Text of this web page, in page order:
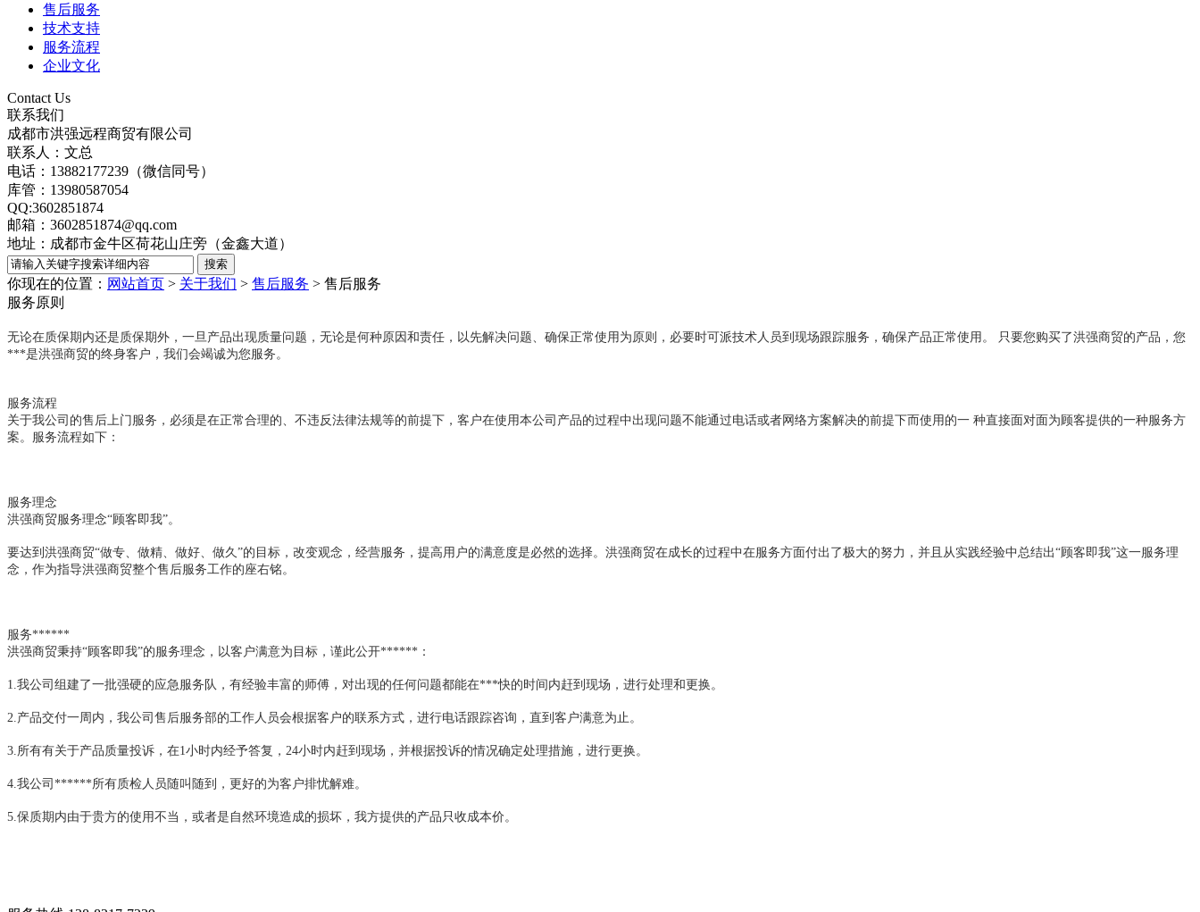
售后服务
技术支持
服务流程
企业文化
Contact Us
联系我们
成都市洪强远程商贸有限公司
联系人：文总
电话：13882177239（微信同号）
库管：13980587054
QQ:3602851874
邮箱：3602851874@qq.com
地址：成都市金牛区荷花山庄旁（金鑫大道）
你现在的位置： 网站首页 > 关于我们 > 售后服务 > 售后服务
服务原则
无论在质保期内还是质保期外，一旦产品出现质量问题，无论是何种原因和责任，以先解决问题、确保正常使用为原则，必要时可派技术人员到现场跟踪服务，确保产品正常使用。 只要您购买了洪强商贸的产品，您
***是洪强商贸的终身客户，我们会竭诚为您服务。
服务流程
关于我公司的售后上门服务，必须是在正常合理的、不违反法律法规等的前提下，客户在使用本公司产品的过程中出现问题不能通过电话或者网络方案解决的前提下而使用的一 种直接面对面为顾客提供的一种服务方
案。服务流程如下：
服务理念
洪强商贸服务理念“顾客即我”。
要达到洪强商贸“做专、做精、做好、做久”的目标，改变观念，经营服务，提高用户的满意度是必然的选择。洪强商贸在成长的过程中在服务方面付出了极大的努力，并且从实践经验中总结出“顾客即我”这一服务理
念，作为指导洪强商贸整个售后服务工作的座右铭。
服务******
洪强商贸秉持“顾客即我”的服务理念，以客户满意为目标，谨此公开******：
1.我公司组建了一批强硬的应急服务队，有经验丰富的师傅，对出现的任何问题都能在***快的时间内赶到现场，进行处理和更换。
2.产品交付一周内，我公司售后服务部的工作人员会根据客户的联系方式，进行电话跟踪咨询，直到客户满意为止。
3.所有有关于产品质量投诉，在1小时内经予答复，24小时内赶到现场，并根据投诉的情况确定处理措施，进行更换。
4.我公司******所有质检人员随叫随到，更好的为客户排忧解难。
5.保质期内由于贵方的使用不当，或者是自然环境造成的损坏，我方提供的产品只收成本价。